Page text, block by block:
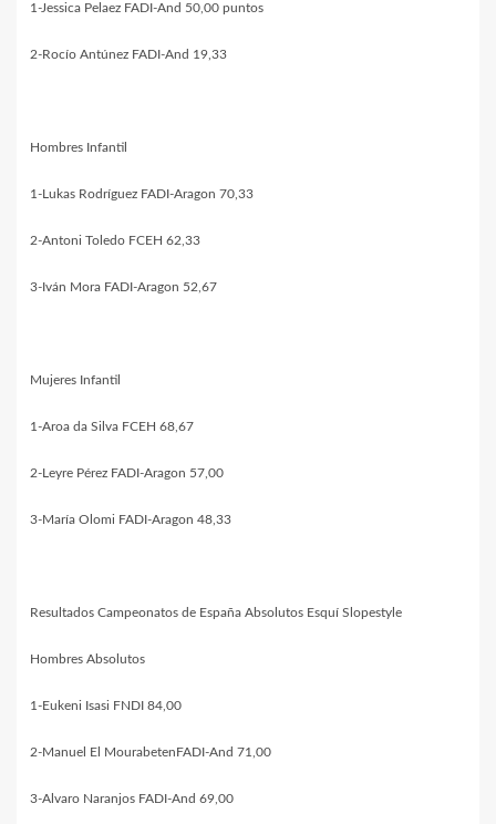
1-Jessica Pelaez FADI-And 50,00 puntos
2-Rocío Antúnez FADI-And 19,33
Hombres Infantil
1-Lukas Rodríguez FADI-Aragon 70,33
2-Antoni Toledo FCEH 62,33
3-Iván Mora FADI-Aragon 52,67
Mujeres Infantil
1-Aroa da Silva FCEH 68,67
2-Leyre Pérez FADI-Aragon 57,00
3-María Olomi FADI-Aragon 48,33
Resultados Campeonatos de España Absolutos Esquí Slopestyle
Hombres Absolutos
1-Eukeni Isasi FNDI 84,00
2-Manuel El MourabetenFADI-And 71,00
3-Alvaro Naranjos FADI-And 69,00